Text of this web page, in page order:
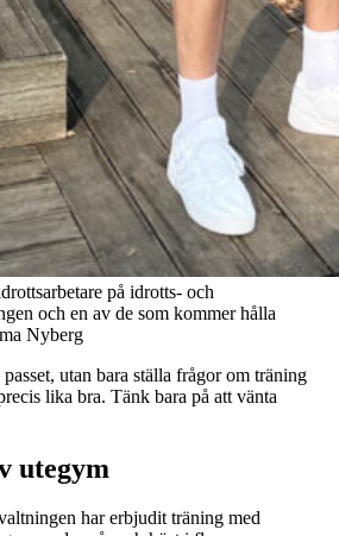
på idrotts- och
och en av de som kommer hålla
Nyberg
utan bara ställa frågor om träning
lika bra. Tänk bara på att vänta
utegym
har erbjudit träning med